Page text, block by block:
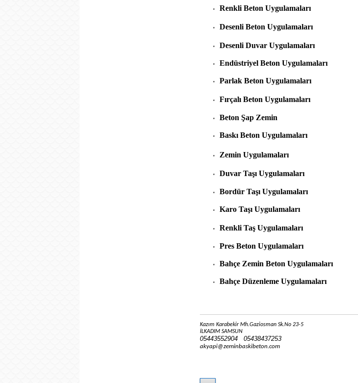
Renkli Beton Uygulamaları
Desenli Beton Uygulamaları
Desenli Duvar Uygulamaları
Endüstriyel Beton Uygulamaları
Parlak Beton Uygulamaları
Fırçalı Beton Uygulamaları
Beton Şap Zemin
Baskı Beton Uygulamaları
Zemin Uygulamaları
Duvar Taşı Uygulamaları
Bordür Taşı Uygulamaları
Karo Taşı Uygulamaları
Renkli Taş Uygulamaları
Pres Beton Uygulamaları
Bahçe Zemin Beton Uygulamaları
Bahçe Düzenleme Uygulamaları
Kazım Karabekir Mh.Gaziosman Sk.No 23-5
İLKADIM SAMSUN
05443552904 05438437253
akyapi@zeminbaskibeton.com